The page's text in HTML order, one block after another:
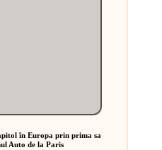
în Europa prin prima sa
Auto de la Paris